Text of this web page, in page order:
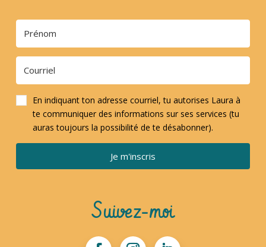
En indiquant ton adresse courriel, tu autorises Laura à
te communiquer des informations sur ses services (tu
auras toujours la possibilité de te désabonner).
Je m'inscris
Suivez-moi